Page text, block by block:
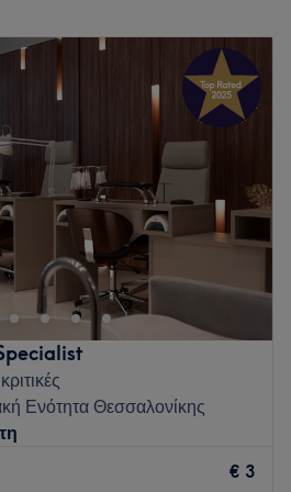
22:00
22:00
10:00
22:00
10:00
22:00
10:00
είναι ένας σύγχρονος
όπου η ομορφιά
Η πολυτέλεια και η κομψότητα
υπηρεσίες τους σε
ποιότητας και μηχανήματα
στόχο να σε κάνουν την
σου. Οι υπηρεσίες που
σε άντρες και γυναίκες και
αισθητικής: θεραπείες
υπηρεσίες αδυνατίσματος,
Ενότητα Θεσσαλονίκης
€ 3